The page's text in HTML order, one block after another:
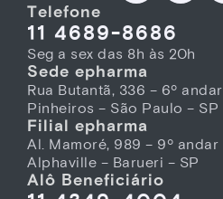
Telefone
11 4689-8686
Seg a sex das 8h às 20h
Sede epharma
Rua Butantã, 336 – 6º andar
Pinheiros – São Paulo – SP
Filial epharma
Al. Mamoré, 989 – 9º andar
Alphaville – Barueri – SP
Alô Beneficiário